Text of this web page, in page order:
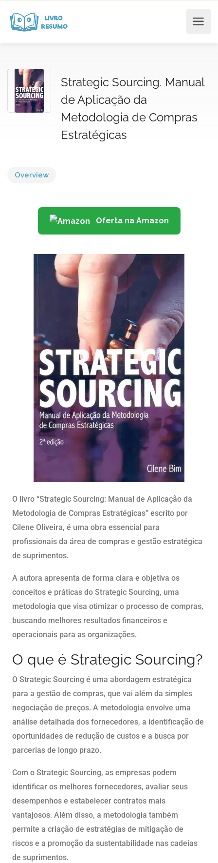
Strategic Sourcing. Manual
de Aplicação da
Metodologia de Compras
Estratégicas
Overview
Oferta na Amazon
O livro “Strategic Sourcing: Manual de Aplicação da
Metodologia de Compras Estratégicas” escrito por
Cilene Oliveira, é uma obra essencial para
profissionais da área de compras e gestão estratégica
de suprimentos.
A autora apresenta de forma clara e objetiva os
conceitos e práticas do Strategic Sourcing, uma
metodologia que visa otimizar o processo de compras,
buscando melhores resultados financeiros e
operacionais para as organizações.
O que é Strategic Sourcing?
O Strategic Sourcing é uma abordagem estratégica
para a gestão de compras, que vai além da simples
negociação de preços. A metodologia envolve uma
análise detalhada dos fornecedores, a identificação de
oportunidades de redução de custos e a busca por
parcerias de longo prazo.
Com o Strategic Sourcing, as empresas podem
identificar os melhores fornecedores, avaliar seus
desempenhos e estabelecer contratos mais
vantajosos. Além disso, a metodologia também
permite a criação de estratégias de mitigação de
riscos e a promoção da sustentabilidade nas cadeias
de suprimentos.